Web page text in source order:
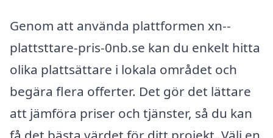
Genom att använda plattformen xn--
plattsttare-pris-0nb.se kan du enkelt hitta
olika plattsättare i lokala området och
begära flera offerter. Det gör det lättare
att jämföra priser och tjänster, så du kan